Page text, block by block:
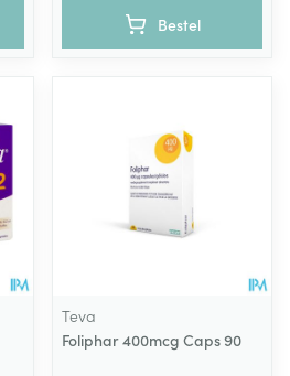
Bestel
Teva
Foliphar 400mcg Caps 90